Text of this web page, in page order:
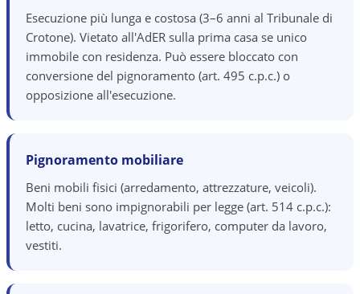
Esecuzione più lunga e costosa (3–6 anni al Tribunale di
Crotone). Vietato all'AdER sulla prima casa se unico
immobile con residenza. Può essere bloccato con
conversione del pignoramento (art. 495 c.p.c.) o
opposizione all'esecuzione.
Pignoramento mobiliare
Beni mobili fisici (arredamento, attrezzature, veicoli).
Molti beni sono impignorabili per legge (art. 514 c.p.c.):
letto, cucina, lavatrice, frigorifero, computer da lavoro,
vestiti.